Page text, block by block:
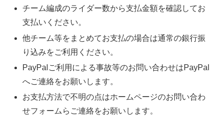
チーム編成のライダー数から支払金額を確認してお
支払いください。
他チーム等をまとめてお支払の場合は通常の銀行振
り込みをご利用ください。
PayPalご利用による事故等のお問い合わせはPayPal
へご連絡をお願いします。
お支払方法で不明の点はホームページのお問い合わ
せフォームらご連絡をお願いします。